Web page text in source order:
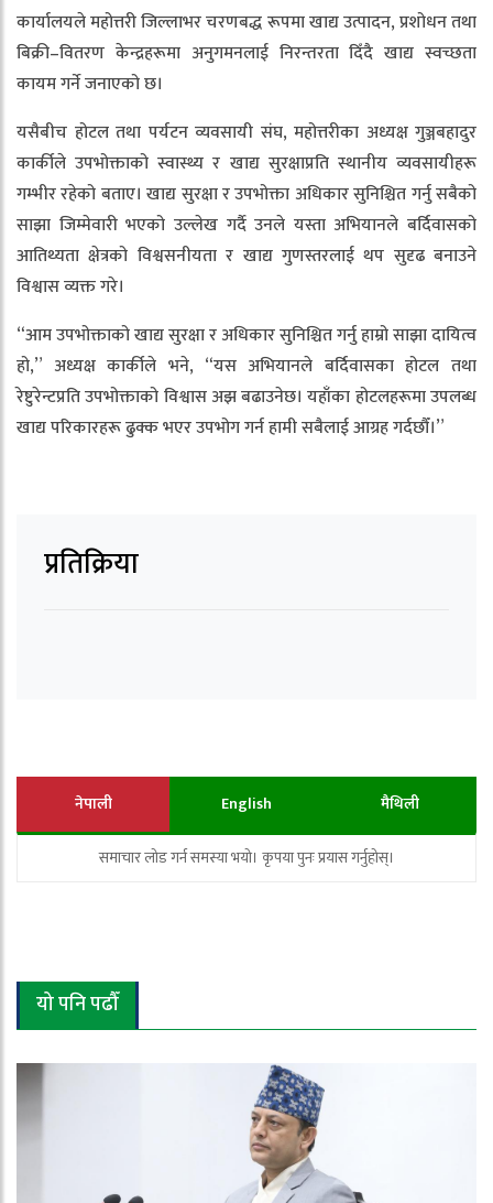
कार्यालयले महोत्तरी जिल्लाभर चरणबद्ध रूपमा खाद्य उत्पादन, प्रशोधन तथा
बिक्री–वितरण केन्द्रहरूमा अनुगमनलाई निरन्तरता दिँदै खाद्य स्वच्छता
कायम गर्ने जनाएको छ।
यसैबीच होटल तथा पर्यटन व्यवसायी संघ, महोत्तरीका अध्यक्ष गुञ्जबहादुर
कार्कीले उपभोक्ताको स्वास्थ्य र खाद्य सुरक्षाप्रति स्थानीय व्यवसायीहरू
गम्भीर रहेको बताए। खाद्य सुरक्षा र उपभोक्ता अधिकार सुनिश्चित गर्नु सबैको
साझा जिम्मेवारी भएको उल्लेख गर्दै उनले यस्ता अभियानले बर्दिवासको
आतिथ्यता क्षेत्रको विश्वसनीयता र खाद्य गुणस्तरलाई थप सुदृढ बनाउने
विश्वास व्यक्त गरे।
“आम उपभोक्ताको खाद्य सुरक्षा र अधिकार सुनिश्चित गर्नु हाम्रो साझा दायित्व
हो,” अध्यक्ष कार्कीले भने, “यस अभियानले बर्दिवासका होटल तथा
रेष्टुरेन्टप्रति उपभोक्ताको विश्वास अझ बढाउनेछ। यहाँका होटलहरूमा उपलब्ध
खाद्य परिकारहरू ढुक्क भएर उपभोग गर्न हामी सबैलाई आग्रह गर्दछौँ।”
प्रतिक्रिया
नेपाली English मैथिली
समाचार लोड गर्न समस्या भयो। कृपया पुनः प्रयास गर्नुहोस्।
यो पनि पढौँ